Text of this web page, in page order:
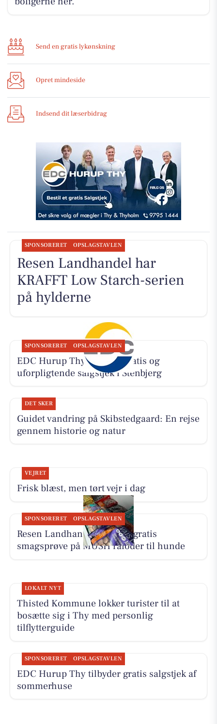
Send en gratis lykønskning
Opret mindeside
Indsend dit læserbidrag
SPONSORERET OPSLAGSTAVLEN
Resen Landhandel har
KRAFFT Low Starch-serien
på hylderne
SPONSORERET OPSLAGSTAVLEN
EDC Hurup Thy tilbyder gratis og
uforpligtende salgstjek i Stenbjerg
DET SKER
Guidet vandring på Skibstedgaard: En rejse
gennem historie og natur
VEJRET
Frisk blæst, men tørt vejr i dag
SPONSORERET OPSLAGSTAVLEN
Resen Landhandel tilbyder gratis
smagsprøve på MUSH råfoder til hunde
LOKALT NYT
Thisted Kommune lokker turister til at
bosætte sig i Thy med personlig
tilflytterguide
SPONSORERET OPSLAGSTAVLEN
EDC Hurup Thy tilbyder gratis salgstjek af
sommerhuse